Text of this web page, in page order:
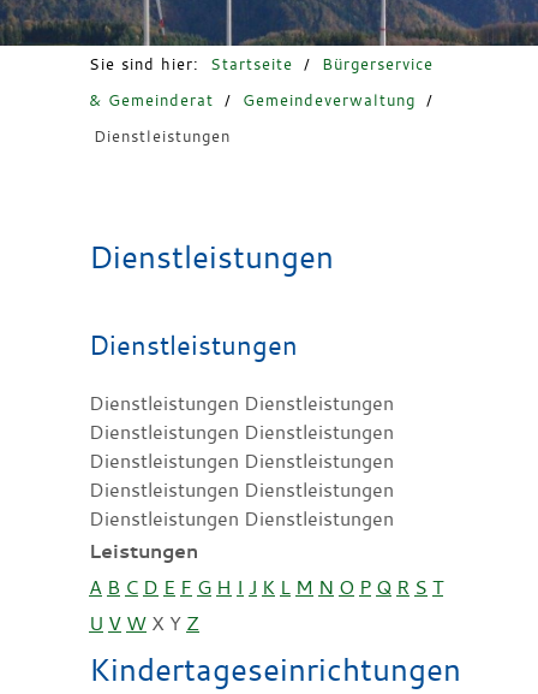
Sie sind hier: Startseite /
Bürgerservice
& Gemeinderat
/ Gemeindeverwaltung
/
Dienstleistungen
Dienstleistungen
Dienstleistungen
Dienstleistungen Dienstleistungen
Dienstleistungen Dienstleistungen
Dienstleistungen Dienstleistungen
Dienstleistungen Dienstleistungen
Dienstleistungen Dienstleistungen
Leistungen
A B C D E F G H I J K L M N O P Q R S T
U V W X Y Z
Kindertageseinrichtungen